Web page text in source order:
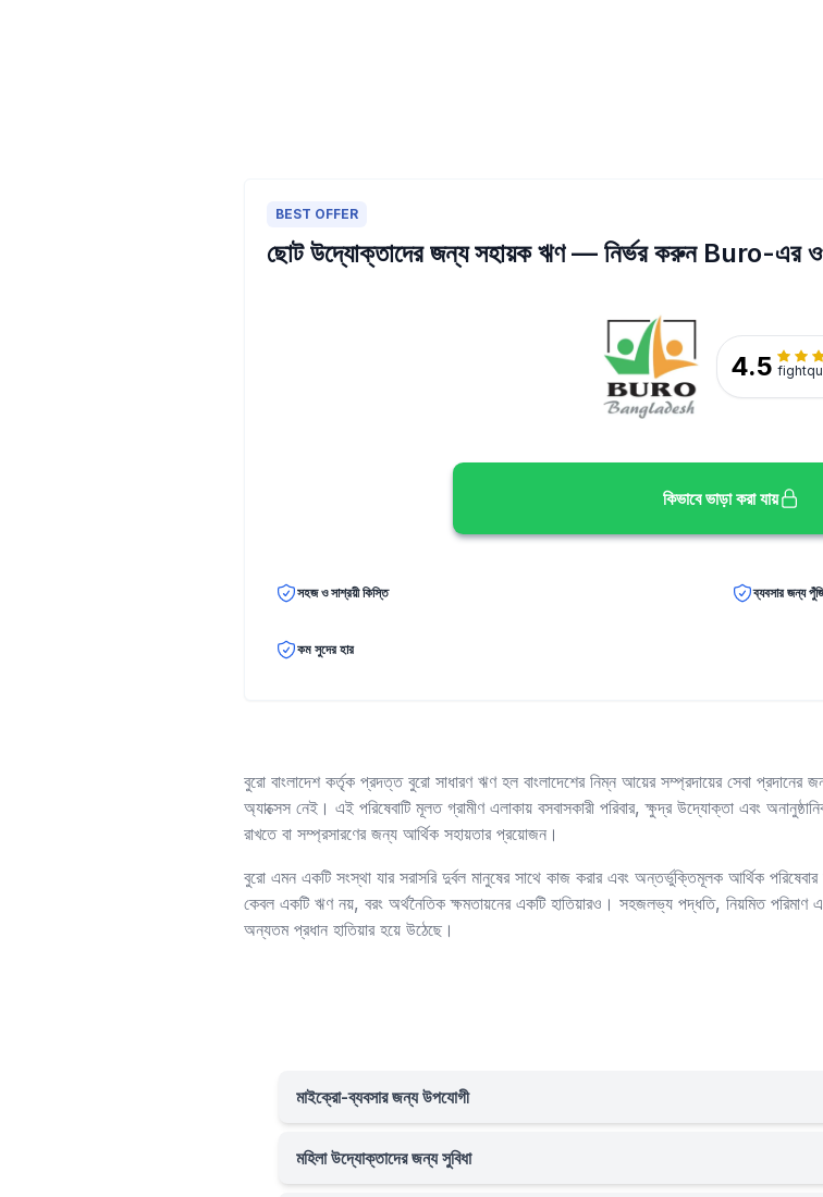
BEST OFFER
ছোট উদ্যোক্তাদের জন্য সহায়ক ঋণ — নির্ভর করুন Buro-এর
4.5
কিভাবে ভাড়া করা যায়
সহজ ও সাশ্রয়ী কিস্তি ব্যবসার জন্য
কম সুদের হার
বুরো বাংলাদেশ কর্তৃক প্রদত্ত বুরো সাধারণ ঋণ হল বাংলাদেশের নিম্ন আয়ের সম্প্রদায়ের সেবা প্রদানের
অ্যাক্সেস নেই। এই পরিষেবাটি মূলত গ্রামীণ এলাকায় বসবাসকারী পরিবার, ক্ষুদ্র উদ্যোক্তা এবং
রাখতে বা সম্প্রসারণের জন্য আর্থিক সহায়তার প্রয়োজন।
বুরো এমন একটি সংস্থা যার সরাসরি দুর্বল মানুষের সাথে কাজ করার এবং অন্তর্ভুক্তিমূলক আর্থিক
কেবল একটি ঋণ নয়, বরং অর্থনৈতিক ক্ষমতায়নের একটি হাতিয়ারও। সহজলভ্য পদ্ধতি, নিয়মিত পরিমাণ
অন্যতম প্রধান হাতিয়ার হয়ে উঠেছে।
মাইক্রো-ব্যবসার জন্য উপযোগী
মহিলা উদ্যোক্তাদের জন্য সুবিধা